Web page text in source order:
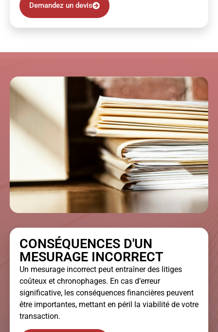
Demandez un devis
CONSÉQUENCES D'UN
MESURAGE INCORRECT
Un mesurage incorrect peut entraîner des litiges
coûteux et chronophages. En cas d’erreur
significative, les conséquences financières peuvent
être importantes, mettant en péril la viabilité de votre
transaction.